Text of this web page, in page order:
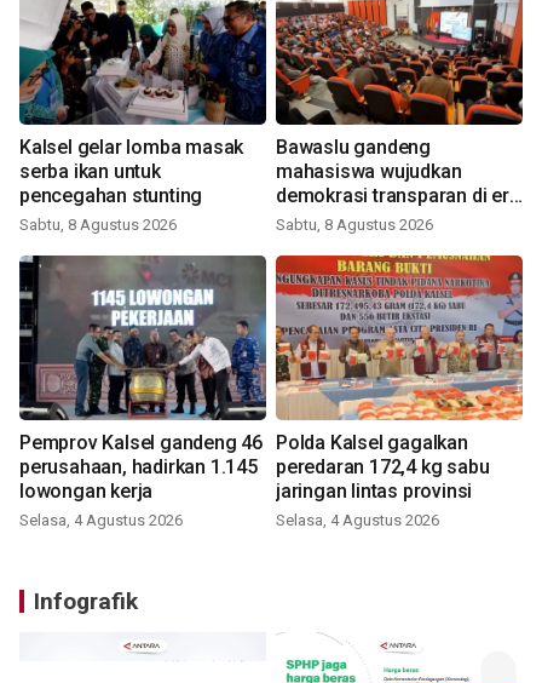
Kalsel gelar lomba masak
serba ikan untuk
pencegahan stunting
Sabtu, 8 Agustus 2026
Bawaslu gandeng
mahasiswa wujudkan
demokrasi transparan di era
digital
Sabtu, 8 Agustus 2026
Pemprov Kalsel gandeng 46
perusahaan, hadirkan 1.145
lowongan kerja
Selasa, 4 Agustus 2026
Polda Kalsel gagalkan
peredaran 172,4 kg sabu
jaringan lintas provinsi
Selasa, 4 Agustus 2026
Infografik